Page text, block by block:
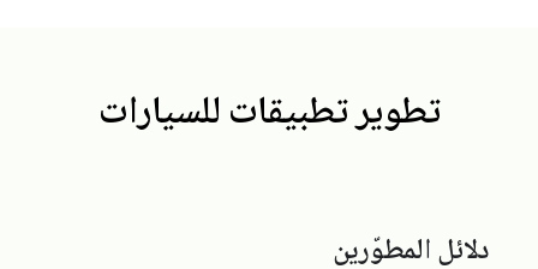
تطوير تطبيقات للسيارات
دلائل المطوّرين